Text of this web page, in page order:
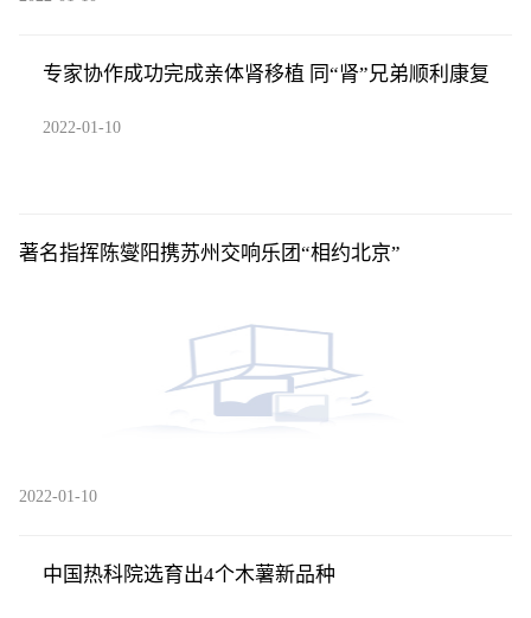
专家协作成功完成亲体肾移植 同“肾”兄弟顺利康复
2022-01-10
著名指挥陈燮阳携苏州交响乐团“相约北京”
2022-01-10
中国热科院选育出4个木薯新品种